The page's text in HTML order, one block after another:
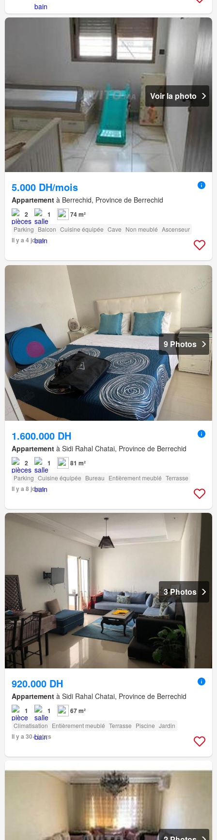
Voir la photo
5.000 DH/mois
Appartement à Berrechid, Province de Berrechid
2 1 74 m²
Parking Balcon Cuisine équipée Cave Non meublé Ascenseur
Il y a 4 jours
9 Photos
1.600.000 DH
Appartement à Sidi Rahal Chatai, Province de Berrechid
2 1 81 m²
Parking Cuisine équipée Bureau Entièrement meublé Terrasse
Il y a 8 jours
3 Photos
920.000 DH
Appartement à Sidi Rahal Chatai, Province de Berrechid
1 1 67 m²
Climatisation Entièrement meublé Terrasse Piscine Jardin
Il y a 30+ jours